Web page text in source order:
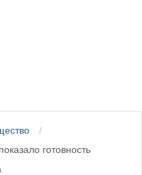
готовность